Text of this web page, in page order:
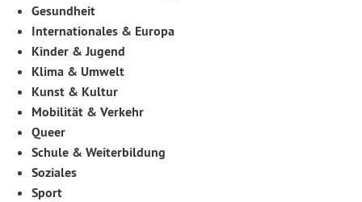
Gesundheit
Internationales & Europa
Kinder & Jugend
Klima & Umwelt
Kunst & Kultur
Mobilität & Verkehr
Queer
Schule & Weiterbildung
Soziales
Sport